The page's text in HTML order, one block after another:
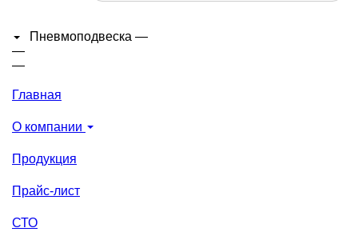
Пневмоподвеска —
—
—
Главная
О компании
Продукция
Прайс-лист
СТО